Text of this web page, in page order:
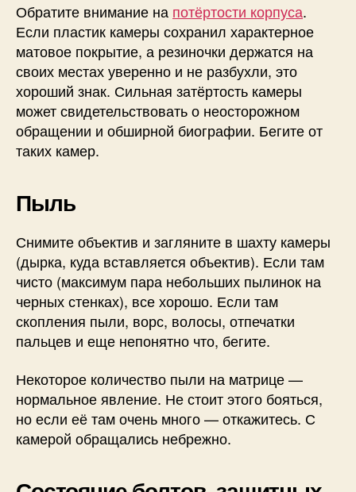
Обратите внимание на потёртости корпуса.
Если пластик камеры сохранил характерное
матовое покрытие, а резиночки держатся на
своих местах уверенно и не разбухли, это
хороший знак. Сильная затёртость камеры
может свидетельствовать о неосторожном
обращении и обширной биографии. Бегите от
таких камер.
Пыль
Снимите объектив и загляните в шахту камеры
(дырка, куда вставляется объектив). Если там
чисто (максимум пара небольших пылинок на
черных стенках), все хорошо. Если там
скопления пыли, ворс, волосы, отпечатки
пальцев и еще непонятно что, бегите.
Некоторое количество пыли на матрице —
нормальное явление. Не стоит этого бояться,
но если её там очень много — откажитесь. С
камерой обращались небрежно.